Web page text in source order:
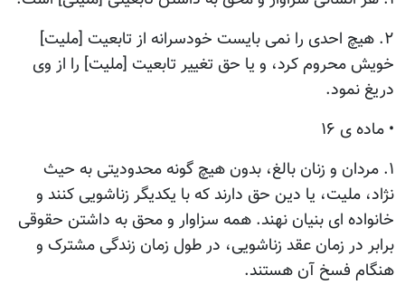
۲. هیچ احدی را نمی بایست خودسرانه از تابعیت [ملیت]
خویش محروم کرد، و یا حق تغییر تابعیت [ملیت] را از وی
دریغ نمود.
• ماده ی ۱۶
۱. مردان و زنان بالغ، بدون هیچ گونه محدودیتی به حیث
نژاد، ملیت، یا دین حق دارند که با یکدیگر زناشویی کنند و
خانواده ای بنیان نهند. همه سزاوار و محق به داشتن حقوقی
برابر در زمان عقد زناشویی، در طول زمان زندگی مشترک و
هنگام فسخ آن هستند.